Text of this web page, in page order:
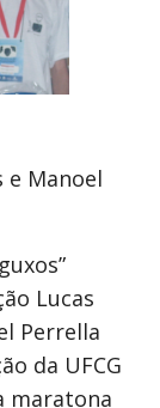
e Manoel
Lucas
Perrella
da UFCG
maratona